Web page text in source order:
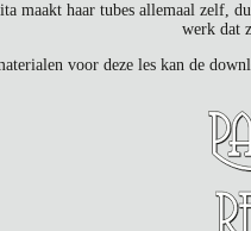
maakt haar tubes allemaal zelf,
werk dat
voor deze les kan de